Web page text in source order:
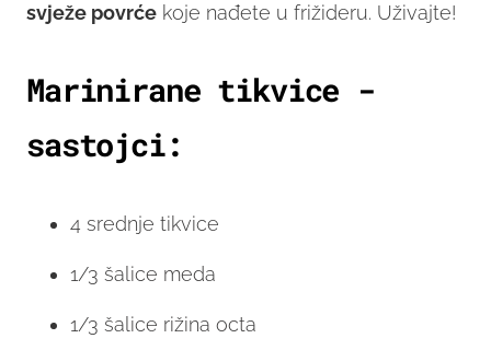
svježe povrće koje nađete u frižideru. Uživajte!
Marinirane tikvice -
sastojci:
4 srednje tikvice
1/3 šalice meda
1/3 šalice rižina octa